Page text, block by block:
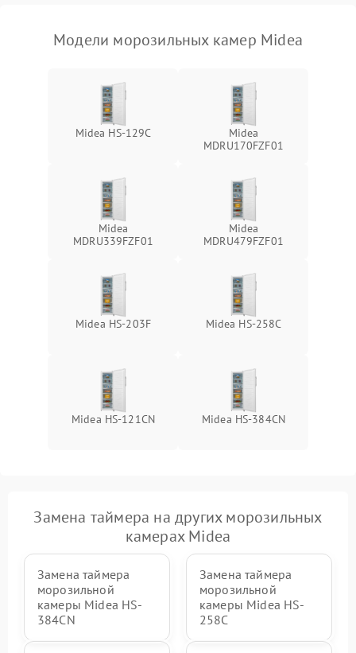
Модели морозильных камер Midea
Midea HS-129C
Midea
MDRU170FZF01
Midea
MDRU339FZF01
Midea
MDRU479FZF01
Midea HS-203F Midea HS-258C
Midea HS-121CN Midea HS-384CN
Замена таймера на других морозильных
камерах Midea
Замена таймера
морозильной
камеры Midea HS-
384CN
Замена таймера
морозильной
камеры Midea HS-
258C